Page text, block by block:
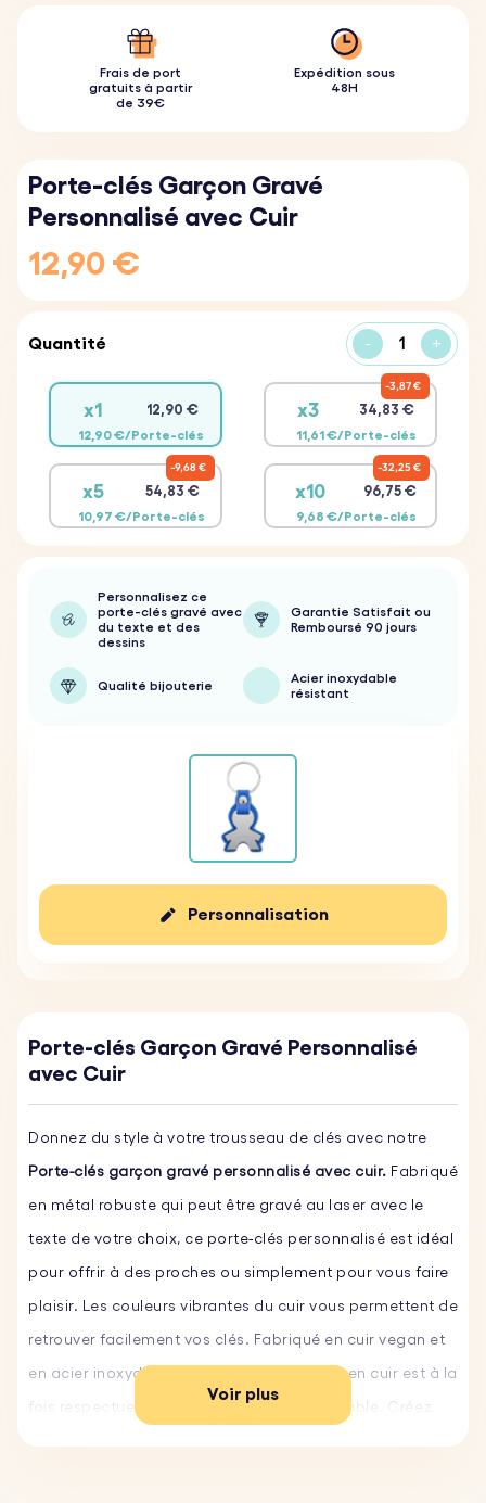
Frais de port
gratuits à partir
de 39€
Expédition sous
48H
Porte-clés Garçon Gravé
Personnalisé avec Cuir
12,90 €
Quantité - +
x1 12,90 €
12,90 €/Porte-clés
x3 34,83 €
11,61 €/Porte-clés
3,87 €
x5 54,83 €
10,97 €/Porte-clés
9,68 €
x10 96,75 €
9,68 €/Porte-clés
32,25 €
Personnalisez ce
porte-clés gravé avec
du texte et des
dessins
Garantie Satisfait ou
Remboursé 90 jours
Qualité bijouterie
Acier inoxydable
résistant
Personnalisation
Porte-clés Garçon Gravé Personnalisé
avec Cuir
Donnez du style à votre trousseau de clés avec notre
Porte-clés garçon gravé personnalisé avec cuir. Fabriqué
en métal robuste qui peut être gravé au laser avec le
texte de votre choix, ce porte-clés personnalisé est idéal
pour offrir à des proches ou simplement pour vous faire
plaisir. Les couleurs vibrantes du cuir vous permettent de
retrouver facilement vos clés. Fabriqué en cuir vegan et
en acier inoxydable robuste, ce porte-clés en cuir est à la
fois respectueux de l'environnement et durable. Créez
Voir plus